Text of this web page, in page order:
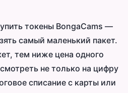
токены BongaCams —
самый маленький пакет.
тем ниже цена одного
не только на цифру
списание с карты или